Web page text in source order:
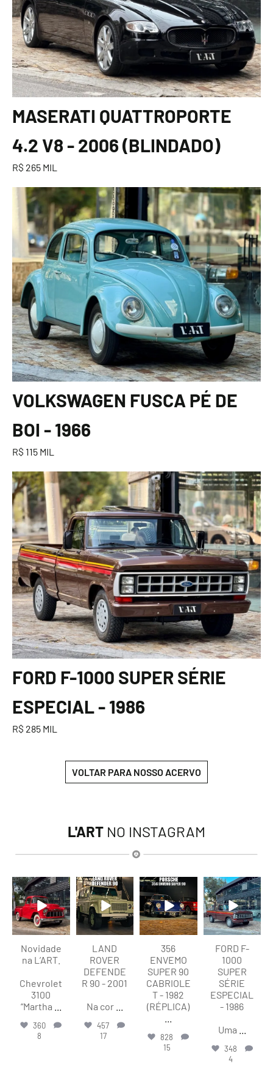
MASERATI QUATTROPORTE
4.2 V8 - 2006 (BLINDADO)
R$ 265 MIL
VOLKSWAGEN FUSCA PÉ DE
BOI - 1966
R$ 115 MIL
FORD F-1000 SUPER SÉRIE
ESPECIAL - 1986
R$ 285 MIL
VOLTAR PARA NOSSO ACERVO
L'ART NO INSTAGRAM
lart.br
Ago 8
Novidade
na L’ART.
Chevrolet
3100
“Martha
360
8
lart.br
Ago 8
LAND
ROVER
DEFENDE
R 90 - 2001
Na cor
457
17
lart.br
Ago 8
356
ENVEMO
SUPER 90
CABRIOLE
T - 1982
(RÉPLICA)
828
15
lart.br
Ago 7
FORD F-
1000
SUPER
SÉRIE
ESPECIAL
- 1986
Uma
348
4